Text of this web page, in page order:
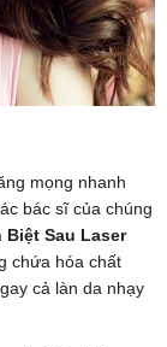
mọng nhanh
bác sĩ của chúng
Biệt Sau Laser
chứa hóa chất
cả làn da nhạy